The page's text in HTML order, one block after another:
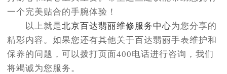
一个完美贴合的手腕体验！
以上就是北京百达翡丽维修服务中心为您分享的
精彩内容。如果您还有其他关于百达翡丽手表维护和
保养的问题，可以拨打页面400电话进行咨询，我们
将竭诚为您服务。